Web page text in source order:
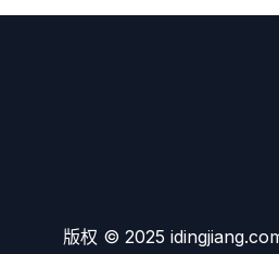
版权 © 2025